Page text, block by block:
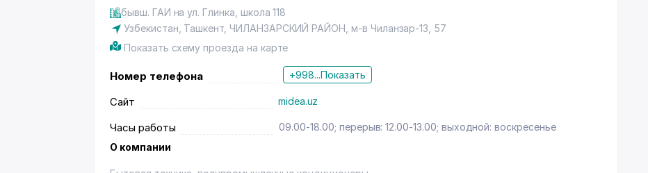
бывш. ГАИ на ул. Глинка, школа 118
Узбекистан, Ташкент ЧИЛАНЗАРСКИЙ РАЙОН м-в Чиланзар-13 , 57
Показать схему проезда на карте
Номер телефона +998...Показать
Сайт midea.uz
Часы работы
09.00-18.00; перерыв: 12.00-13.00; выходной: воскресенье
О компании